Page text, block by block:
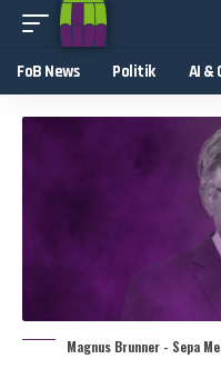
FoB News Politik AI &
Magnus Brunner - Sepa